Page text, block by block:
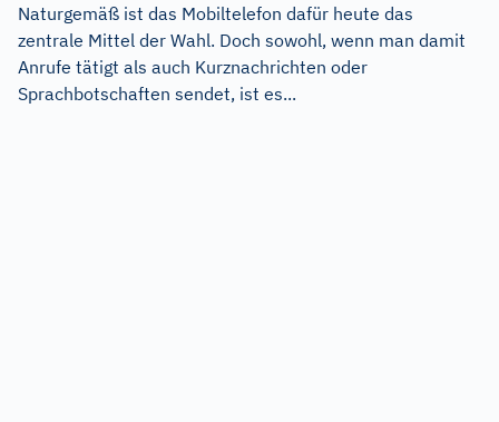
Naturgemäß ist das Mobiltelefon dafür heute das
zentrale Mittel der Wahl. Doch sowohl, wenn man damit
Anrufe tätigt als auch Kurznachrichten oder
Sprachbotschaften sendet, ist es...